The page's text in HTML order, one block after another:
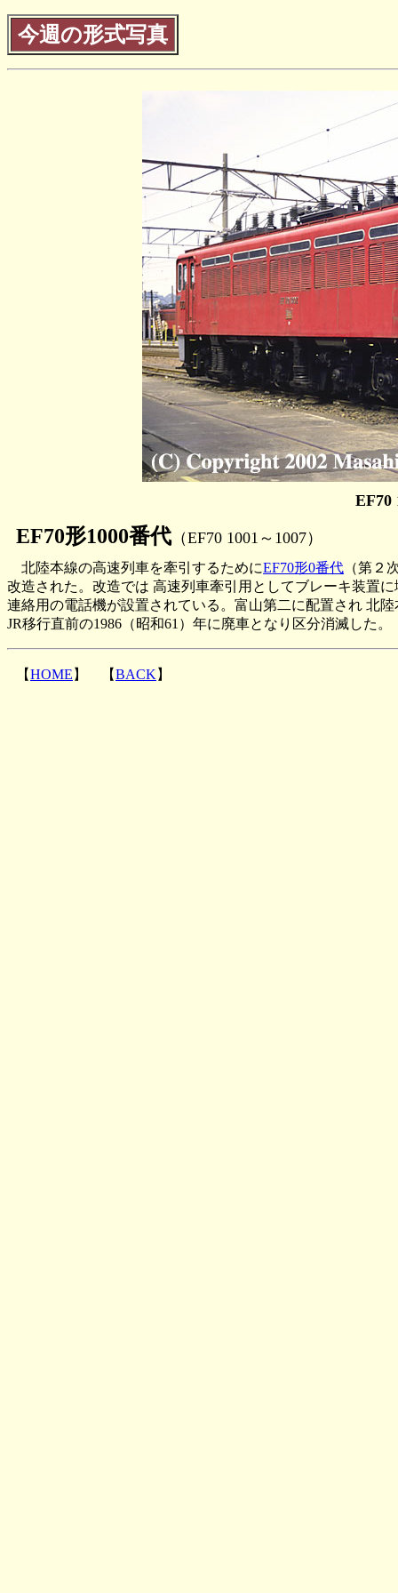
今週の形式写真
EF70
EF70形1000番代（EF70 1001～1007）
北陸本線の高速列車を牽引するためにEF70形0番代 （第２
改造された。改造では 高速列車牽引用としてブレーキ装置
連絡用の電話機が設置されている。富山第二に配置され 北
JR移行直前の1986（昭和61）年に廃車となり区分消滅した。
【HOME 】 【BACK 】